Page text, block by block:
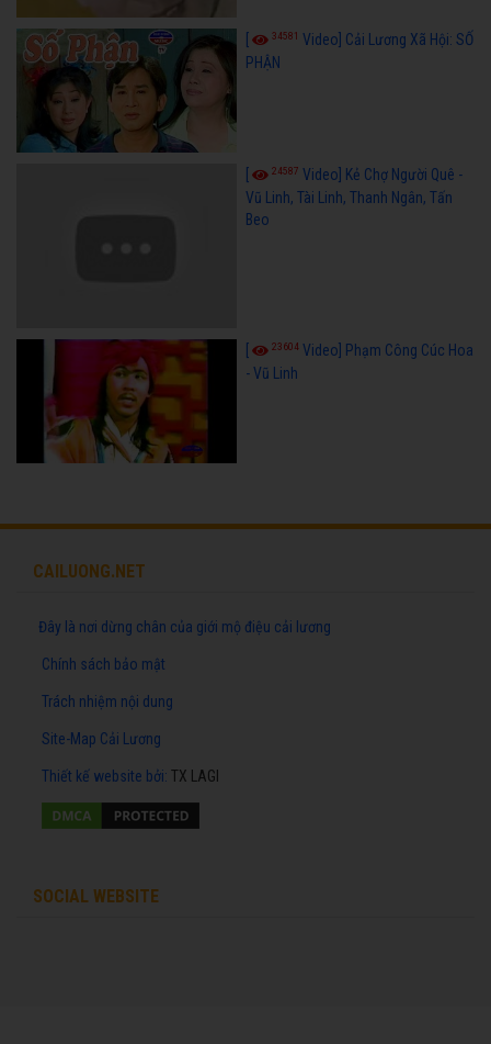
34581 Video] Cải Lương Xã Hội: SỐ
PHẬN
24587 Video] Kẻ Chợ Người Quê -
Vũ Linh, Tài Linh, Thanh Ngân, Tấn
Beo
23604 Video] Phạm Công Cúc Hoa
- Vũ Linh
CAILUONG.NET
Đây là nơi dừng chân của giới mộ điệu cải lương
Chính sách bảo mật
Trách nhiệm nội dung
Site-Map Cải Lương
Thiết kế website bởi: TX LAGI
SOCIAL WEBSITE